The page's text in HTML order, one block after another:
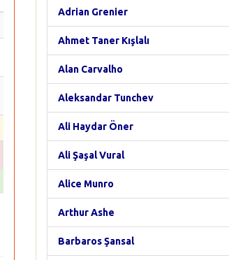
Adrian Grenier
Ahmet Taner Kışlalı
Alan Carvalho
Aleksandar Tunchev
Ali Haydar Öner
Ali Şaşal Vural
Alice Munro
Arthur Ashe
Barbaros Şansal